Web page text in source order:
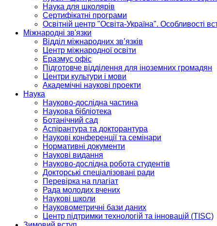
Наука для школярів
Сертифікатні програми
Освітній центр "Освіта-Україна". Особливості
Міжнародні зв'язки
Відділ міжнародних зв’язків
Центр міжнародної освіти
Еразмус офіс
Підготовче відділення для іноземних громадян
Центри культури і мови
Академічні наукові проекти
Наука
Науково-дослідна частина
Наукова бібліотека
Ботанічний сад
Аспірантура та докторантура
Наукові конференції та семінари
Нормативні документи
Наукові видання
Науково-дослідна робота студентів
Докторські спеціалізовані ради
Перевірка на плагіат
Рада молодих вчених
Наукові школи
Науковометричні бази даних
Центр підтримки технологій та інновацій (TISC)